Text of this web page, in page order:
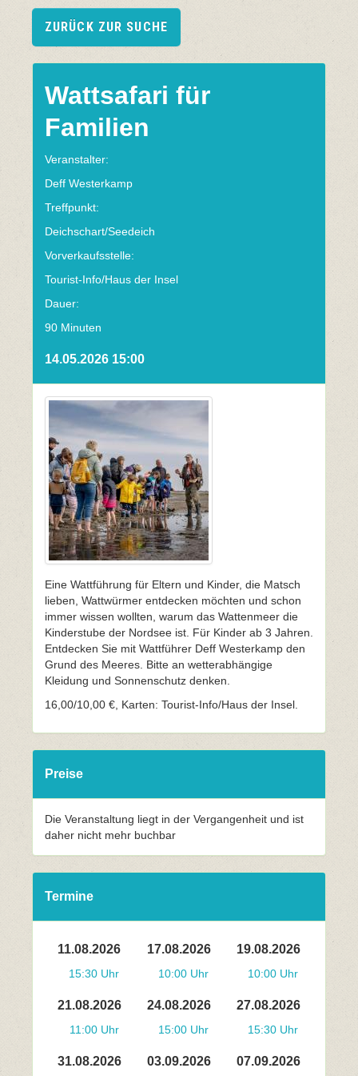
ZURÜCK ZUR SUCHE
Wattsafari für
Familien
Veranstalter:
Deff Westerkamp
Treffpunkt:
Deichschart/Seedeich
Vorverkaufsstelle:
Tourist-Info/Haus der Insel
Dauer:
90 Minuten
14.05.2026 15:00
Eine Wattführung für Eltern und Kinder, die Matsch
lieben, Wattwürmer entdecken möchten und schon
immer wissen wollten, warum das Wattenmeer die
Kinderstube der Nordsee ist. Für Kinder ab 3 Jahren.
Entdecken Sie mit Wattführer Deff Westerkamp den
Grund des Meeres. Bitte an wetterabhängige
Kleidung und Sonnenschutz denken.
16,00/10,00 €, Karten: Tourist-Info/Haus der Insel.
Preise
Die Veranstaltung liegt in der Vergangenheit und ist
daher nicht mehr buchbar
Termine
11.08.2026
15:30 Uhr
17.08.2026
10:00 Uhr
19.08.2026
10:00 Uhr
21.08.2026
11:00 Uhr
24.08.2026
15:00 Uhr
27.08.2026
15:30 Uhr
31.08.2026 03.09.2026 07.09.2026